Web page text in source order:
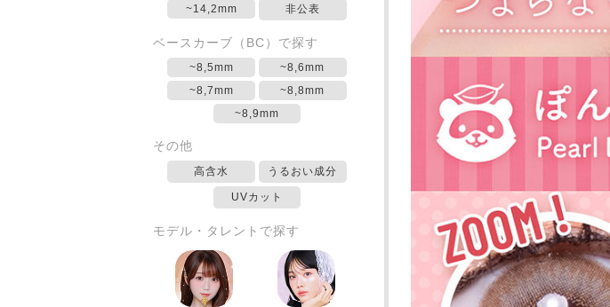
~14,2mm
非公表
ベースカーブ（BC）で探す
~8,5mm
~8,6mm
~8,7mm
~8,8mm
~8,9mm
その他
高含水 うるおい成分
UVカット
モデル・タレントで探す